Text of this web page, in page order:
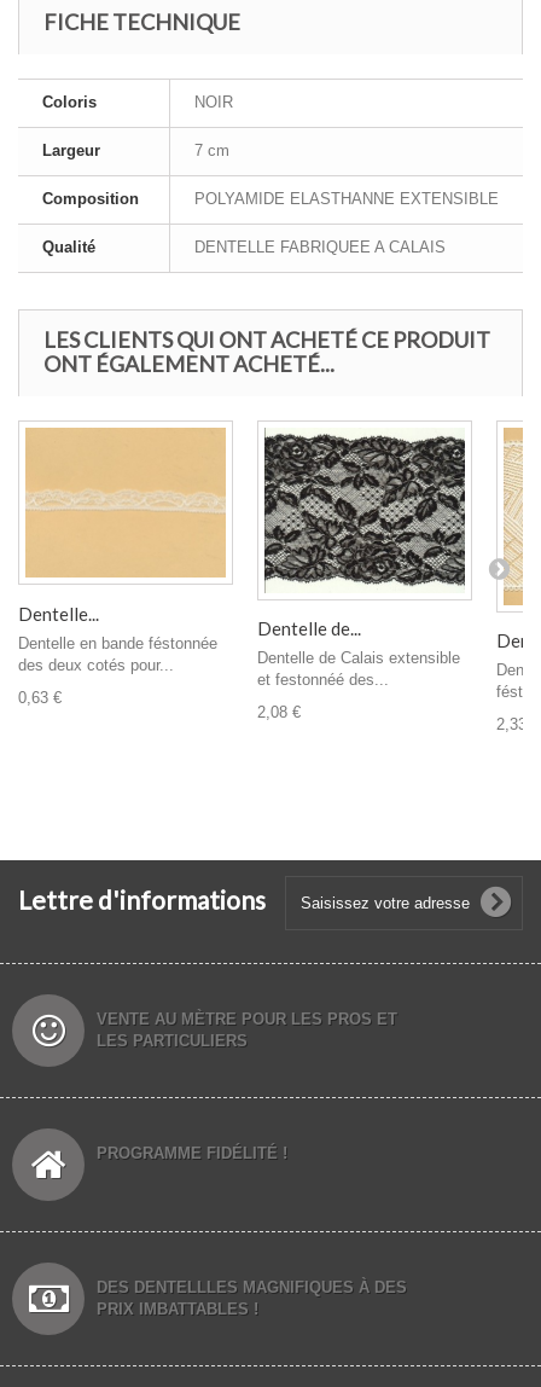
FICHE TECHNIQUE
Coloris NOIR
Largeur 7 cm
Composition POLYAMIDE ELASTHANNE EXTENSIBLE
Qualité DENTELLE FABRIQUEE A CALAIS
LES CLIENTS QUI ONT ACHETÉ CE PRODUIT
ONT ÉGALEMENT ACHETÉ...
Dentelle...
Dentelle en bande féstonnée
des deux cotés pour...
0,63 €
Dentelle de...
Dentelle de Calais extensible
et festonnéé des...
2,08 €
2,33 €
Lettre d'informations
VENTE AU MÈTRE POUR LES PROS ET
LES PARTICULIERS
PROGRAMME FIDÉLITÉ !
DES DENTELLLES MAGNIFIQUES À DES
PRIX IMBATTABLES !